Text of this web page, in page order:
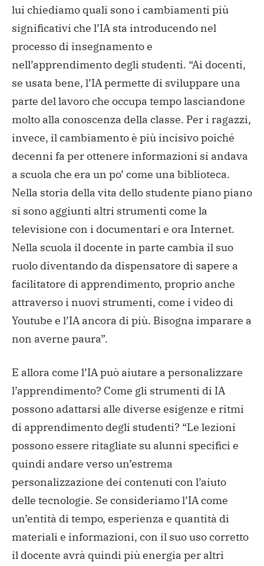
lui chiediamo quali sono i cambiamenti più
significativi che l’IA sta introducendo nel
processo di insegnamento e
nell’apprendimento degli studenti. “Ai docenti,
se usata bene, l’IA permette di sviluppare una
parte del lavoro che occupa tempo lasciandone
molto alla conoscenza della classe. Per i ragazzi,
invece, il cambiamento è più incisivo poiché
decenni fa per ottenere informazioni si andava
a scuola che era un po’ come una biblioteca.
Nella storia della vita dello studente piano piano
si sono aggiunti altri strumenti come la
televisione con i documentari e ora Internet.
Nella scuola il docente in parte cambia il suo
ruolo diventando da dispensatore di sapere a
facilitatore di apprendimento, proprio anche
attraverso i nuovi strumenti, come i video di
Youtube e l’IA ancora di più. Bisogna imparare a
non averne paura”.
E allora come l’IA può aiutare a personalizzare
l’apprendimento? Come gli strumenti di IA
possono adattarsi alle diverse esigenze e ritmi
di apprendimento degli studenti? “Le lezioni
possono essere ritagliate su alunni specifici e
quindi andare verso un’estrema
personalizzazione dei contenuti con l’aiuto
delle tecnologie. Se consideriamo l’IA come
un’entità di tempo, esperienza e quantità di
materiali e informazioni, con il suo uso corretto
il docente avrà quindi più energia per altri